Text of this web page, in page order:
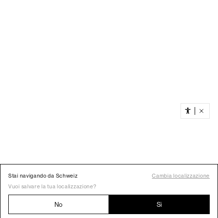
Stai navigando da Schweiz
Cambia localizzazione
Vuoi salvare la tua localizzazione?
No Sì